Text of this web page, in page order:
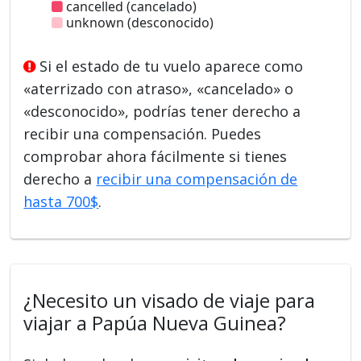
cancelled (cancelado)
unknown (desconocido)
Si el estado de tu vuelo aparece como
«aterrizado con atraso», «cancelado» o
«desconocido», podrías tener derecho a
recibir una compensación. Puedes
comprobar ahora fácilmente si tienes
derecho a recibir una compensación de
hasta 700$.
¿Necesito un visado de viaje para
viajar a Papúa Nueva Guinea?